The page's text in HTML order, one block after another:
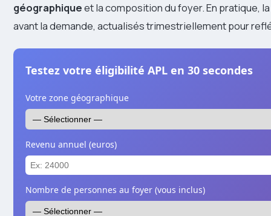
géographiqueet la composition du foyer. En pratique,
avant la demande, actualisés trimestriellement pour
Testez votre éligibilité APL en 30 secondes
Votre zone géographique
Revenu annuel (euros)
Nombre de personnes au foyer (vous inclus)